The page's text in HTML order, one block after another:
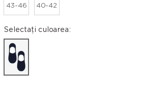
43-46 40-42
Selectați culoarea: